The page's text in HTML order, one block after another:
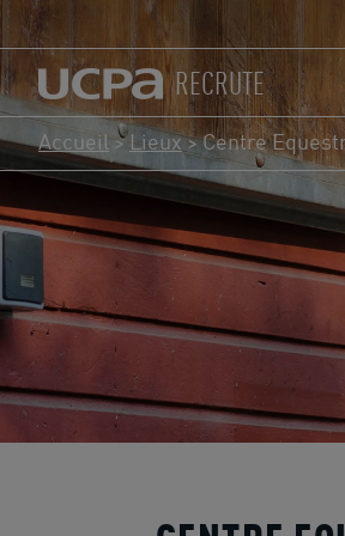
RECRUTE
Accueil > Lieux>Centre